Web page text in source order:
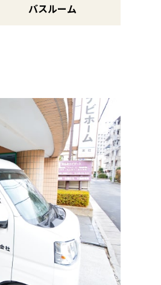
バスルーム